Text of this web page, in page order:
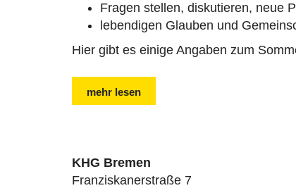
Fragen stellen, diskutieren, neue
lebendigen Glauben und
Hier gibt es einige Angaben zum
mehr lesen
KHG Bremen
Franziskanerstraße 7